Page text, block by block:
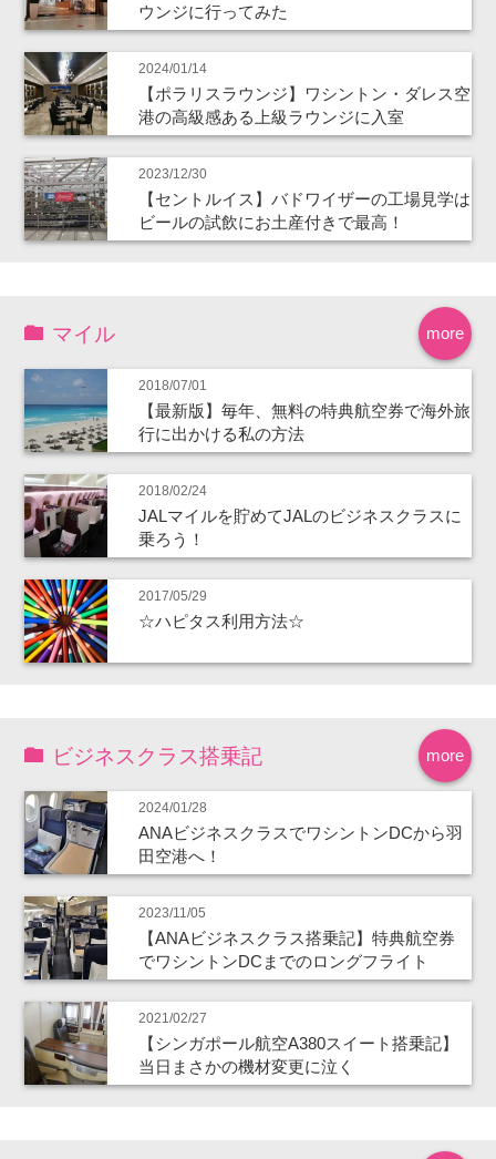
ウンジに行ってみた
2024/01/14
【ポラリスラウンジ】ワシントン・ダレス空
港の高級感ある上級ラウンジに入室
2023/12/30
【セントルイス】バドワイザーの工場見学は
ビールの試飲にお土産付きで最高！
more
マイル
2018/07/01
【最新版】毎年、無料の特典航空券で海外旅
行に出かける私の方法
2018/02/24
JALマイルを貯めてJALのビジネスクラスに
乗ろう！
2017/05/29
☆ハピタス利用方法☆
more
ビジネスクラス搭乗記
2024/01/28
ANAビジネスクラスでワシントンDCから羽
田空港へ！
2023/11/05
【ANAビジネスクラス搭乗記】特典航空券
でワシントンDCまでのロングフライト
2021/02/27
【シンガポール航空A380スイート搭乗記】
当日まさかの機材変更に泣く